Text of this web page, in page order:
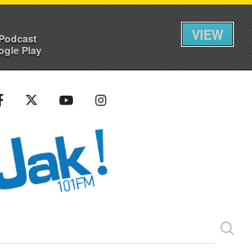
Play
VIEW